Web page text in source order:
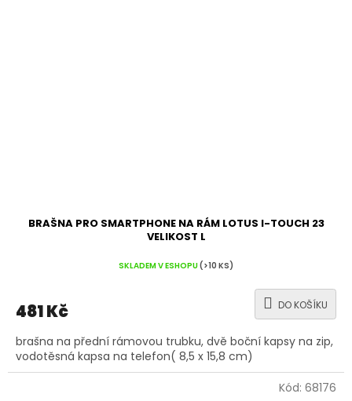
BRAŠNA PRO SMARTPHONE NA RÁM LOTUS I-TOUCH 23
VELIKOST L
SKLADEM V ESHOPU(>10 KS)
481 Kč DO KOŠÍKU
brašna na přední rámovou trubku, dvě boční kapsy na zip,
vodotěsná kapsa na telefon( 8,5 x 15,8 cm)
Kód: 68176